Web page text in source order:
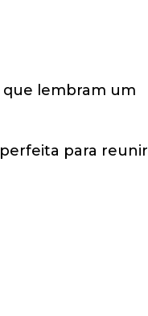
que lembram um
para reunir